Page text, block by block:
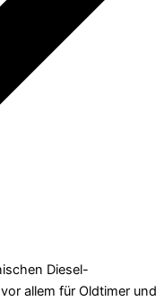
Diesel-
allem für Oldtimer und